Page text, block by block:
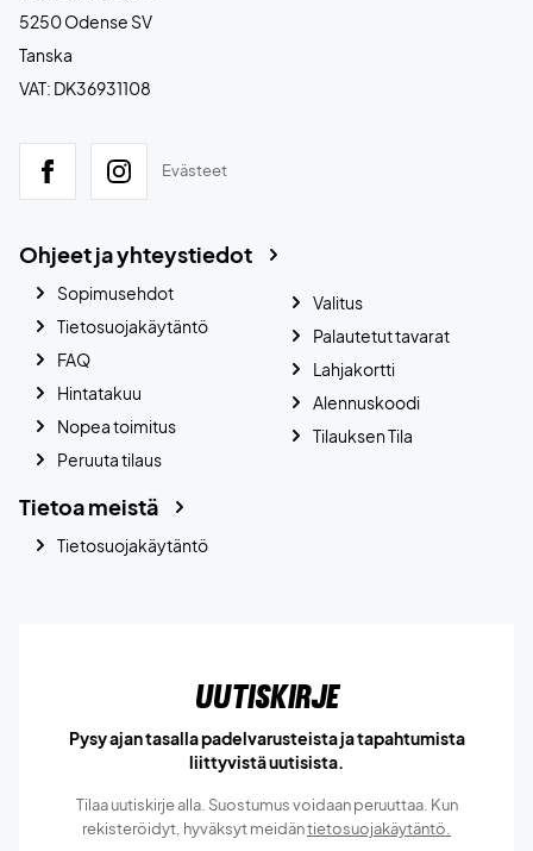
5250 Odense SV
Tanska
VAT: DK36931108
Evästeet
Ohjeet ja yhteystiedot
Sopimusehdot
Tietosuojakäytäntö
FAQ
Hintatakuu
Nopea toimitus
Peruuta tilaus
Valitus
Palautetut tavarat
Lahjakortti
Alennuskoodi
Tilauksen Tila
Tietoa meistä
Tietosuojakäytäntö
Uutiskirje
Pysy ajan tasalla padelvarusteista ja tapahtumista
liittyvistä uutisista.
Tilaa uutiskirje alla. Suostumus voidaan peruuttaa. Kun
rekisteröidyt, hyväksyt meidäntietosuojakäytäntö.